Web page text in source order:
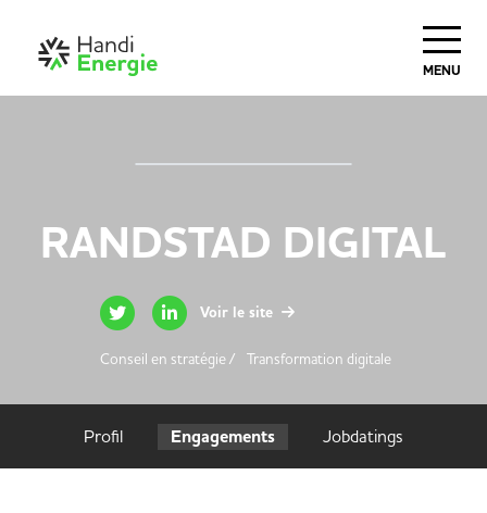
MENU
RANDSTAD DIGITAL
Voir le site
Conseil en stratégie / Transformation digitale
Profil Engagements Jobdatings